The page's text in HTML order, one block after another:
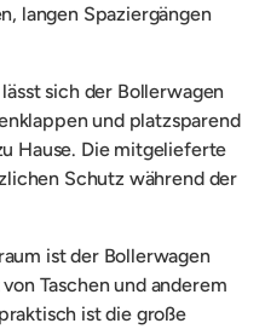
langen Spaziergängen
sich der Bollerwagen
und platzsparend
Hause. Die mitgelieferte
Schutz während der
ist der Bollerwagen
Taschen und anderem
ist die große